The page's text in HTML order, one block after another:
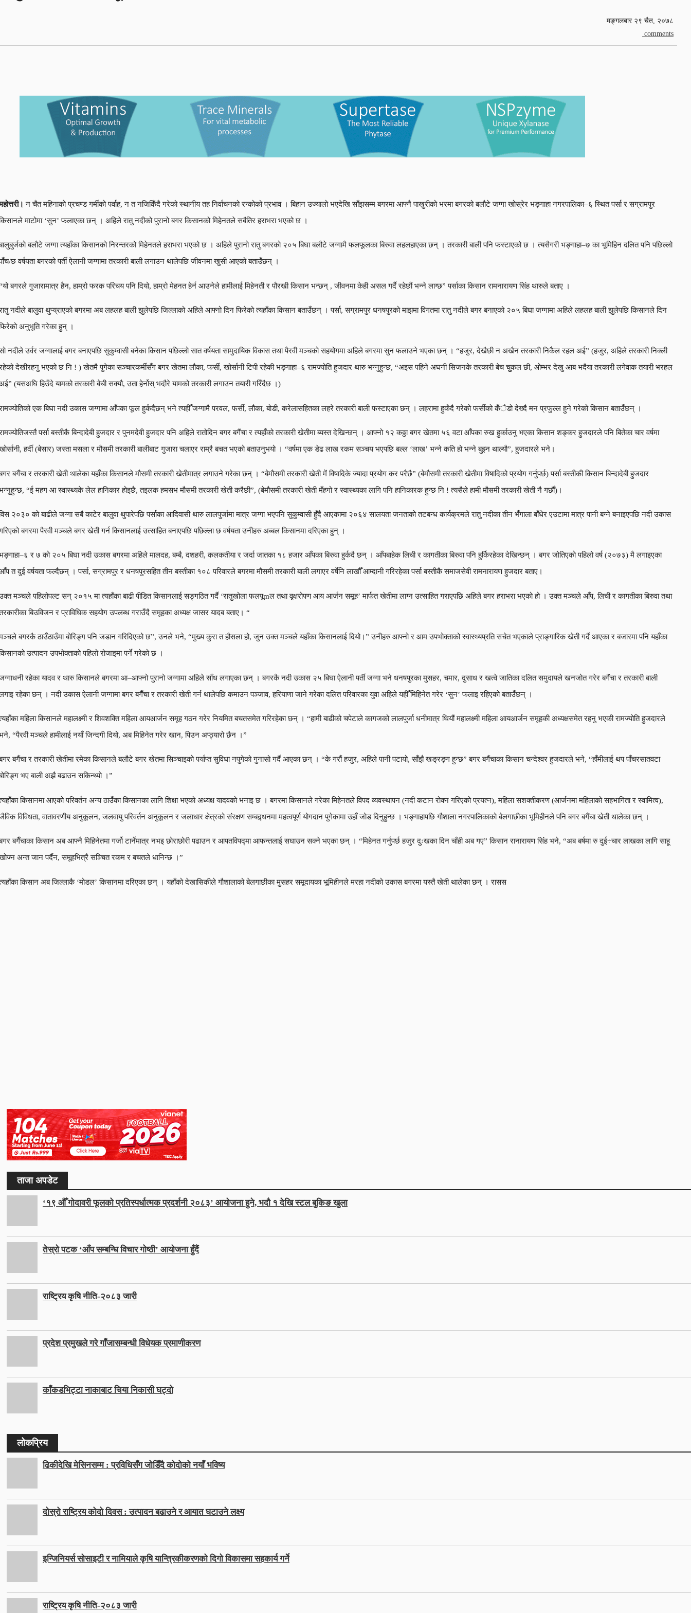
मङ्गलबार २९ चैत, २०७८
comments
न चैत महिनाको प्रचण्ड गर्मीको पर्वाह, न त नजिकिँदै गरेको स्थानीय तह निर्वाचनको रन्कोको प्रभाव । बिहान उज्यालो भएदेखि साँझसम्म बगरमा आफ्नै पाखुरीको भरमा बगरको बलौटे जग्गा खोस्रेर भङ्गाहा नगरपालिका–६ स्थित पर्सा र सग्रामपुर
माटोमा ‘सुन’ फलाएका छन् । अहिले रातु नदीको पुरानो बगर किसानको मिहेनतले सबैतिर हराभरा भएको छ ।
बलौटे जग्गा त्यहाँका किसानको निरन्तरको मिहेनतले हराभरा भएको छ । अहिले पुरानो रातु बगरको २०५ बिघा बलौटे जग्गामै फलफूलका बिरुवा लहलहाएका छन् । तरकारी बाली पनि फस्टाएको छ । त्यसैगरी भङ्गाहा–७ का भूमिहिन दलित पनि पछिल्लो
छ वर्षयता बगरको पर्ती ऐलानी जग्गामा तरकारी बाली लगाउन थालेपछि जीवनमा खुसी आएको बताउँछन् ।
बगरले गुजारामात्र हैन, हाम्रो फरक परिचय पनि दियो, हाम्रो मेहनत हेर्न आउनेले हामीलाई मिहेनती र पौरखी किसान भन्छन् , जीवनमा केही असल गर्दै रहेछौं भन्ने लाग्छ” पर्साका किसान रामनारायण सिंह थारुले बताए ।
नदीले बालुवा थुप्य्राएको बगरमा अब लहलह बाली झुलेपछि जिल्लाको अहिले आफ्नो दिन फिरेको त्यहाँका किसान बताउँछन् । पर्सा, सग्रामपुर धनषपुरको माझमा विगतमा रातु नदीले बगर बनाएको २०५ बिघा जग्गामा अहिले लहलह बाली झुलेपछि किसानले दिन
अनुभूति गरेका हुन् ।
नदीले उर्वर जग्गालाई बगर बनाएपछि सुकुम्वासी बनेका किसान पछिल्लो सात वर्षयता सामुदायिक विकास तथा पैरवी मञ्चको सहयोगमा अहिले बगरमा सुन फलाउने भएका छन् । “हजुर, देखैछी न अखैन तरकारी निकैैल रहल अई” (हजुर, अहिले तरकारी निक्ली
देखीरहनु भएको छ नि ! ) खेतमै पुगेका सञ्चारकर्मीसँग बगर खेतमा लौका, फर्सी, खोर्सानी टिपी रहेकी भङ्गाहा–६ रामज्योति हुजदार थारु भन्नुहुन्छ, “अइस पहिने अघनी सिजनके तरकारी बेच चुुकल छी, ओम्भर देखु आब भदैया तरकारी लगेवाक तयारी भरहल
(यसअघि हिउँदे यामको तरकारी बेची सक्यौ, उता हेर्नोस् भदौरे यामको तरकारी लगाउन तयारी गरिँदैछ ।)
एक बिघा नदी उकास जग्गामा आँपका फूल हुर्कदैछन् भने त्यहीँ जग्गामै परवल, फर्सी, लौका, बोडी, करेलासहितका लहरे तरकारी बाली फस्टाएका छन् । लहरामा हुर्कंदै गरेको फर्सीको कंँैडो देख्दै मन प्रफुल्ल हुने गरेको किसान बताउँछन् ।
पर्सा बस्तीकै बिन्दादेबी हुजदार र पुनमदेवी हुजदार पनि अहिले रातोदिन बगर बगैंचा र त्यहाँको तरकारी खेतीमा ब्यस्त देखिन्छन् । आफ्नो १२ कठ्ठा बगर खेतमा ५६ वटा आँपका रुख हुर्काउनु भएका किसान शङ्कर हुजदारले पनि बितेका चार वर्षमा
हर्दी (बेसार) जस्ता मसला र मौसमी तरकारी बालीबाट गुजारा चलाएर राम्रै बचत भएको बताउनुभयो । “वर्षमा एक डेढ लाख रकम सञ्चय भएपछि बल्ल ‘लाख’ भन्ने कति हो भन्ने बुझ्न थाल्यौ”, हुजदारले भने।
बगैंचा र तरकारी खेती थालेका यहाँका किसानले मौसमी तरकारी खेतीमात्र लगाउने गरेका छन् । “बेमौसमी तरकारी खेती में विषादिके ज्यादा प्रयोग कर परैछै” (बेमौसमी तरकारी खेतीमा विषादिको प्रयोग गर्नुपर्छ) पर्सा बस्तीकी किसान बिन्दादेबी हुजदार
“ई महग आ स्वास्थ्यके लेल हानिकार होइछै, तइलक हमसभ मौसमी तरकारी खेती करैछी”, (बेमौसमी तरकारी खेती मँहगो र स्वास्थ्यका लागि पनि हानिकारक हुन्छ नि ! त्यसैले हामी मौसमी तरकारी खेती नै गर्छौं)।
२०३० को बाढीले जग्गा सबै काटेर बालुवा थुपारेपछि पर्साका आदिवासी थारु लालपुर्जामा मात्र जग्गा भएपनि सुकुम्वासी हुँदै आएकामा २०६४ सालयता जनताको तटबन्ध कार्यक्रमले रातु नदीका तीन भँगाला बाँधेर एउटामा मात्र पानी बग्ने बनाइएपछि नदी उकास
बगरमा पैरवी मञ्चले बगर खेती गर्न किसानलाई उत्साहित बनाएपछि पछिल्ला छ वर्षयता उनीहरु अब्बल किसानमा दरिएका हुन् ।
र ७ को २०५ बिघा नदी उकास बगरमा अहिले मालदह, बम्बै, दशहरी, कलकतीया र जर्दा जातका १८ हजार आँपका बिरुवा हुर्कदै छन् । आँपबाहेक लिची र कागतीका बिरुवा पनि हुर्किरहेका देखिन्छन् । बगर जोतिएको पहिलो वर्ष (२०७३) मै लगाइएका
त दुई वर्षयता फल्दैछन् । पर्सा, सग्रामपुर र धनषपुरसहित तीन बस्तीका १०८ परिवारले बगरमा मौसमी तरकारी बाली लगाएर वर्षेनि लाखौँ आम्दानी गरिरहेका पर्सा बस्तीकै समाजसेवी रामनारायण हुजदार बताए।
मञ्चले पहिलोपल्ट सन् २०१५ मा त्यहाँका बाढी पीडित किसानलाई सङ्गठित गर्दै ‘रातुखोला फलपूmल तथा वृृक्षरोपण आय आर्जन समूह’ मार्फत खेतीमा लाग्न उत्साहित गराएपछि अहिले बगर हराभरा भएको हो । उक्त मञ्चले आँप, लिची र कागतीका बिरुवा तथा
बिउविजन र प्राविधिक सहयोग उपलब्ध गराउँदै समूहका अध्यक्ष जासर यादब बताए। “
बगरकै ठाउँठाउँमा बोरिङ्ग पनि जडान गरिदिएको छ”, उनले भने, “मुख्य कुरा त हौसला हो, जुन उक्त मञ्चले यहाँका किसानलाई दियो।” उनीहरु आफ्नो र आम उपभोक्ताको स्वास्थ्यप्रति सचेत भएकाले प्राङ्गारिक खेती गर्दै आएका र बजारमा पनि यहाँका
उत्पादन उपभोक्ताको पहिलो रोजाइमा पर्ने गरेको छ ।
रहेका यादव र थारु किसानले बगरमा आ–आफ्नो पुरानो जग्गामा अहिले साँध लगाएका छन् । बगरकै नदी उकास २५ बिघा ऐलानी पर्ती जग्गा भने धनषपुरका मुसहर, चमार, दुसाध र खत्वे जातिका दलित समुदायले खनजोत गरेर बगैंचा र तरकारी बाली
रहेका छन् । नदी उकास ऐलानी जग्गामा बगर बगैँचा र तरकारी खेती गर्न थालेपछि कमाउन पञ्जाव, हरियाणा जाने गरेका दलित परिवारका युवा अहिले यहीँ मिहिनेत गरेर ‘सुन’ फलाइ रहिएको बताउँछन् ।
महिला किसानले महालक्ष्मी र शिवशक्ति महिला आयआर्जन समूह गठन गरेर नियमित बचतसमेत गरिरहेका छन् । “हामी बाढीको चपेटाले कागजको लालपुर्जा धनीमात्र थियौं महालक्ष्मी महिला आयआर्जन समूहकी अध्यक्षसमेत रहनु भएकी रामज्योति हुजदारले
“पैरवी मञ्चले हामीलाई नयाँ जिन्दगी दियो, अब मिहिनेत गरेर खान, पिउन अप्ठ्यारो छैन ।”
बगैंचा र तरकारी खेतीमा रमेका किसानले बलौटे बगर खेतमा सिञ्चाइको पर्याप्त सुविधा नपुगेको गुनासो गर्दै आएका छन् । “के गरौं हजुर, अहिले पानी पटायो, साँझै खङ्रङ्ग हुन्छ” बगर बगैंचाका किसान चन्देश्वर हुजदारले भने, “हाँमीलाई थप पाँचरसातवटा
भए बाली अझै बढाउन सकिन्थ्यो ।”
किसानमा आएको परिवर्तन अन्य ठाउँका किसानका लागि शिक्षा भएको अध्यक्ष यादवको भनाइ छ । बगरमा किसानले गरेका मिहेनतले विपद व्यवस्थापन (नदी कटान रोक्न गरिएको प्रयत्न), महिला सशक्तीकरण (आर्जनमा महिलाको सहभागिता र स्वामित्व),
विविधता, वातावरणीय अनुकूलन, जलवायु परिवर्तन अनुकूलन र जलाधार क्षेत्रको संरक्षण सम्बद्र्धनमा महत्वपूर्ण योगदान पुगेकामा उहाँ जोड दिनुहुन्छ । भङ्गाहापछि गौशाला नगरपालिकाको बेलगाछीका भूमिहीनले पनि बगर बगैंचा खेती थालेका छन् ।
बगैँचाका किसान अब आफ्नै मिहिनेतमा गर्जो टार्नेमात्र नभइ छोराछोरी पढाउन र आपतविपद्मा आफन्तलाई सघाउन सक्ने भएका छन् । “मिहेनत गर्नुपर्छ हजुर दुःखका दिन चाँही अब गए” किसान रानारायण सिंंह भने, “अब बर्षमा रु दुई÷चार लाखका लागि साहू
अन्त जान पर्दैन, समूहभित्रै सञ्चित रकम र बचतले धानिन्छ ।”
किसान अब जिल्लाकै ‘मोडल’ किसानमा दरिएका छन् । यहाँको देखासिकीले गौशालाको बेलगाछीका मुसहर समूदायका भूमिहीनले मरहा नदीको उकास बगरमा यस्तै खेती थालेका छन् । रासस
ताजा अपडेट
‘१९ औँ गोदावरी फूलको प्रतिस्पर्धात्मक प्रदर्शनी २०८३’ आयोजना हुने, भदौ १ देखि स्टल बुकिङ खुला
तेस्रो पटक ‘आँप सम्बन्धि विचार गोष्ठी’ आयोजना हुँदैं
राष्ट्रिय कृषि नीति-२०८३ जारी
प्रदेश प्रमुखले गरे गाँजासम्बन्धी विधेयक प्रमाणीकरण
काँकडभिट्टा नाकाबाट चिया निकासी घट्दो
लोकप्रिय
ढिकीदेखि मेसिनसम्म : प्रविधिसँग जोडिँदै कोदोको नयाँ भविष्य
दोस्रो राष्ट्रिय कोदो दिवस : उत्पादन बढाउने र आयात घटाउने लक्ष्य
इन्जिनियर्स सोसाइटी र नामियाले कृषि यान्त्रिकीकरणको दिगो विकासमा सहकार्य गर्ने
राष्ट्रिय कृषि नीति-२०८३ जारी